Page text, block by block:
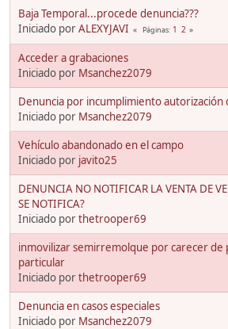
Baja Temporal...procede denuncia???
Iniciado porALEXYJAVI Páginas 1 2
Acceder a grabaciones
Iniciado por Msanchez2079
Denuncia por incumplimiento autorización
Iniciado por Msanchez2079
Vehículo abandonado en el campo
Iniciado por javito25
DENUNCIA NO NOTIFICAR LA VENTA DE
SE NOTIFICA?
Iniciado porthetrooper69
inmovilizar semirremolque por carecer
particular
Iniciado porthetrooper69
Denuncia en casos especiales
Iniciado por Msanchez2079